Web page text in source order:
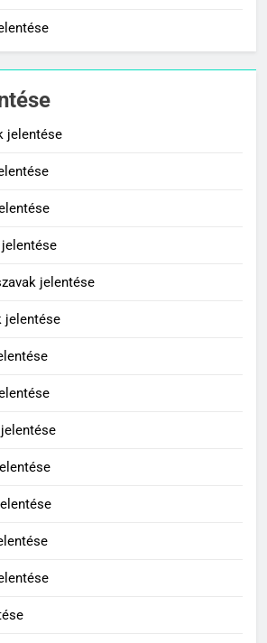
Citrancs jelentése
C BETŰS SZAVAK JELENTÉSE
C BETŰS SZAVAK JELENTÉSE
Civilizáció jelentése
Contemporary jelentése
C BETŰS SZAVAK JELENTÉSE
jelentése
jelentése
jelentése